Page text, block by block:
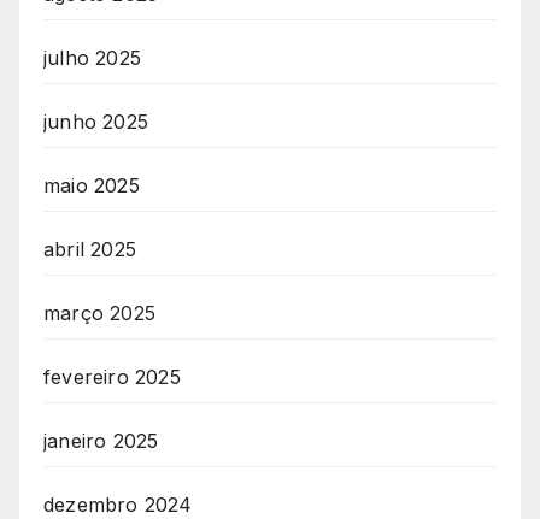
julho 2025
junho 2025
maio 2025
abril 2025
março 2025
fevereiro 2025
janeiro 2025
dezembro 2024